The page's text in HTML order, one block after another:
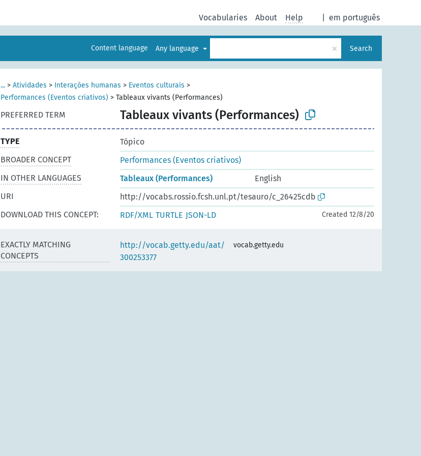
em português
Vocabularies About Help
Content language Any language × Search
... > Atividades > Interações humanas > Eventos culturais >
Performances (Eventos criativos) > Tableaux vivants (Performances)
PREFERRED TERM Tableaux vivants (Performances)
TYPE
Tópico
BROADER CONCEPT
Performances (Eventos criativos)
IN OTHER LANGUAGES
Tableaux (Performances)
English
URI
http://vocabs.rossio.fcsh.unl.pt/tesauro/c_26425cdb
DOWNLOAD THIS CONCEPT:
RDF/XML TURTLE JSON-LD Created 12/8/20
EXACTLY MATCHING
CONCEPTS
http://vocab.getty.edu/aat/
300253377
vocab.getty.edu